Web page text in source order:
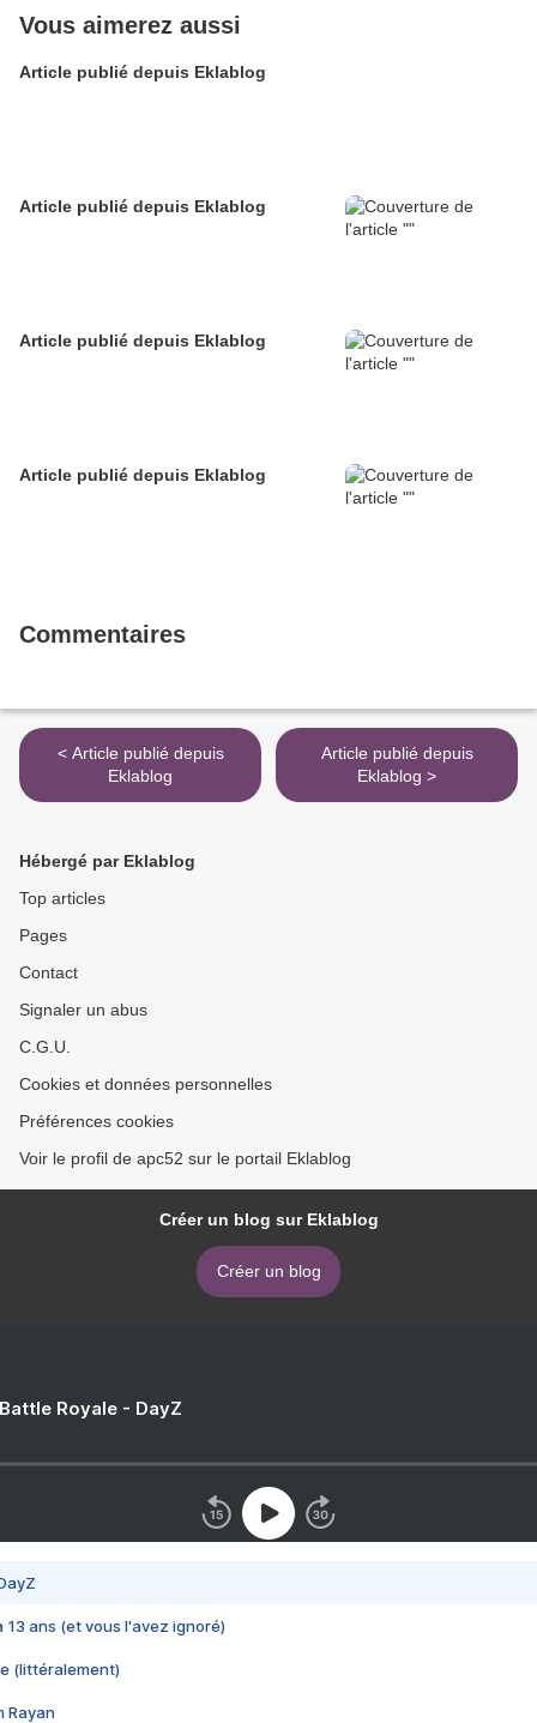
Vous aimerez aussi
Article publié depuis Eklablog
Article publié depuis Eklablog
Article publié depuis Eklablog
Article publié depuis Eklablog
Commentaires
< Article publié depuis
Eklablog
Article publié depuis
Eklablog >
Hébergé par Eklablog
Top articles
Pages
Contact
Signaler un abus
C.G.U.
Cookies et données personnelles
Préférences cookies
Voir le profil de apc52 sur le portail Eklablog
Créer un blog sur Eklablog
Créer un blog
Royale - DayZ
13 ans (et vous l'avez ignoré)
(littéralement)
Rayan